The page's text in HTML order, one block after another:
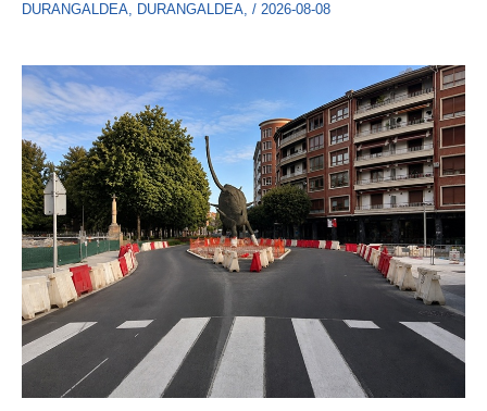
DURANGALDEA, DURANGALDEA, / 2026-08-08